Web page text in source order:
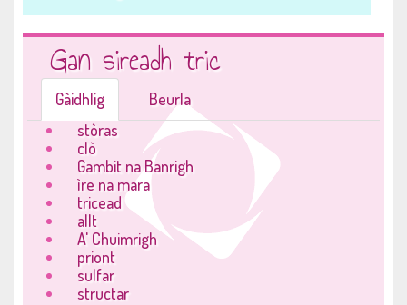
Gan sireadh tric
Gàidhlig
Beurla
stòras
clò
Gambit na Banrigh
ìre na mara
tricead
allt
A' Chuimrigh
priont
sulfar
structar